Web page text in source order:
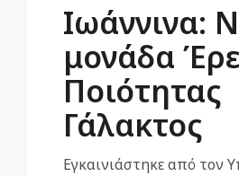
Ιωάννινα:
μονάδα
Ποιότητας
Γάλακτος
Εγκαινιάστηκε από τον